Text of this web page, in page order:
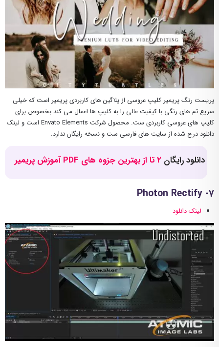
پریست رنگ پریمیر کلیپ عروسی از پلاگین های کاربردی پریمیر است که خیلی
سریع تم های رنگی با کیفیت عالی را به کلیپ ها اعمال می کند بخصوص برای
کلیپ های عروسی کاربردی ست. محصول شرکت Envato Elements است و لینک
دانلود درج شده از سایت های فارسی ست و نسخه رایگان ندارد.
دانلود رایگان ۲ تا از بهترین جزوه های PDF آموزش پریمیر
7- Photon Rectify
لینک دانلود